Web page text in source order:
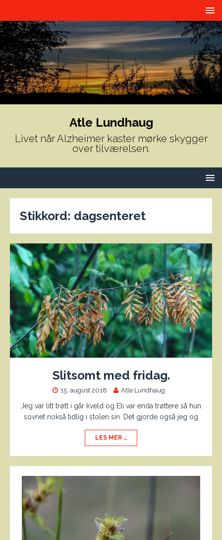
Atle Lundhaug
Livet når Alzheimer kaster mørke skygger
over tilværelsen.
Stikkord: dagsenteret
Slitsomt med fridag.
15. august 2018 Atle Lundhaug
Jeg var litt trøtt i går kveld og Eli var enda trøttere så hun
sovnet nokså tidlig i stolen sin. Det gjorde også jeg og
LES MER …